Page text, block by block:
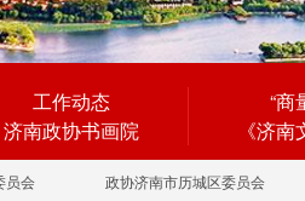
工作动态
济南政协书画院
“商
《济南
员会 政协济南市历城区委员会